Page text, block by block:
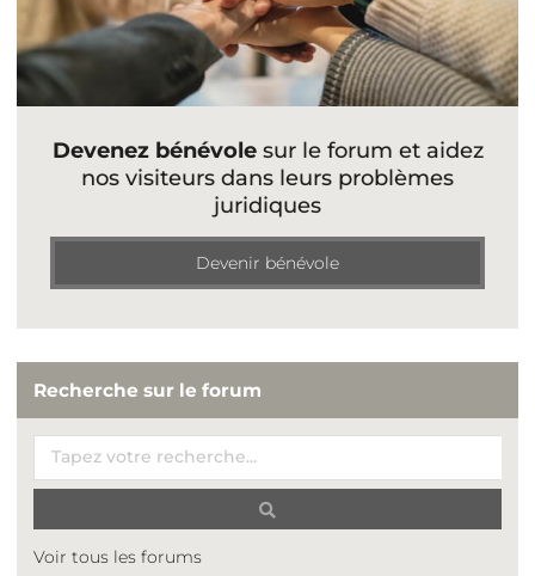
Devenez bénévolesur le forum et aidez
nos visiteurs dans leurs problèmes
juridiques
Devenir bénévole
Recherche sur le forum
Voir tous les forums